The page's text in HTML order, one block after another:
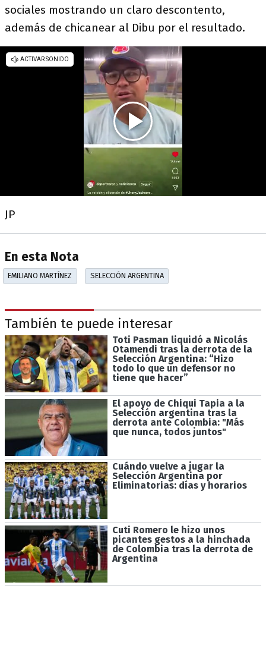
sociales mostrando un claro descontento,
además de chicanear al Dibu por el resultado.
JP
En esta Nota
EMILIANO MARTÍNEZ SELECCIÓN ARGENTINA
También te puede interesar
Toti Pasman liquidó a Nicolás
Otamendi tras la derrota de la
Selección Argentina: “Hizo
todo lo que un defensor no
tiene que hacer”
El apoyo de Chiqui Tapia a la
Selección argentina tras la
derrota ante Colombia: "Más
que nunca, todos juntos"
Cuándo vuelve a jugar la
Selección Argentina por
Eliminatorias: días y horarios
Cuti Romero le hizo unos
picantes gestos a la hinchada
de Colombia tras la derrota de
Argentina